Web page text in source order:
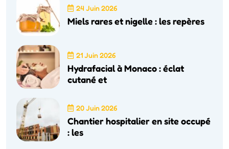
24 Juin 2026
Miels rares et nigelle : les repères
21 Juin 2026
Hydrafacial à Monaco : éclat
cutané et
20 Juin 2026
Chantier hospitalier en site occupé
: les